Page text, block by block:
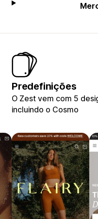
Predefinições
O Zest vem com 5
incluindo o Cosmo